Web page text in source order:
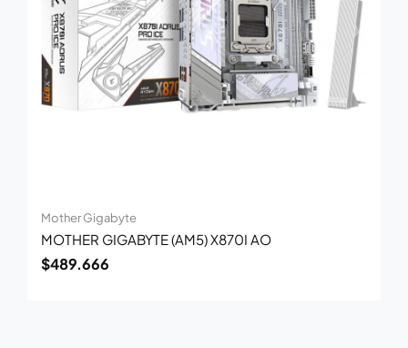
Mother Gigabyte
MOTHER GIGABYTE (AM5) X870I AO
$489.666